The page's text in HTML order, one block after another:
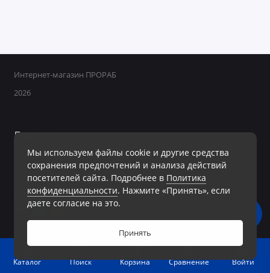
Каталог Поиск Корзина
0
Сравнение
Войти
Мы используем файлы cookie и другие средства
сохранения предпочтений и анализа действий
посетителей сайта. Подробнее в Политика
конфиденциальности. Нажмите «Принять», если
даете согласие на это.
Принять
Интернет-магазин ПРОРАБ
2026
Поддержка
+7 950 800-40-09
Ежедневно с 8:00 до 19:00 Без перерывов и выходных
Мы в сети